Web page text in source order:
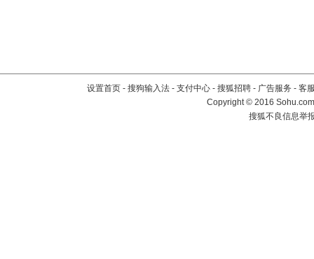
设置首页 - 搜狗输入法 - 支付中心 - 搜狐招聘 - 广告服务 - 客
Copyright©2016
搜狐不良信息举